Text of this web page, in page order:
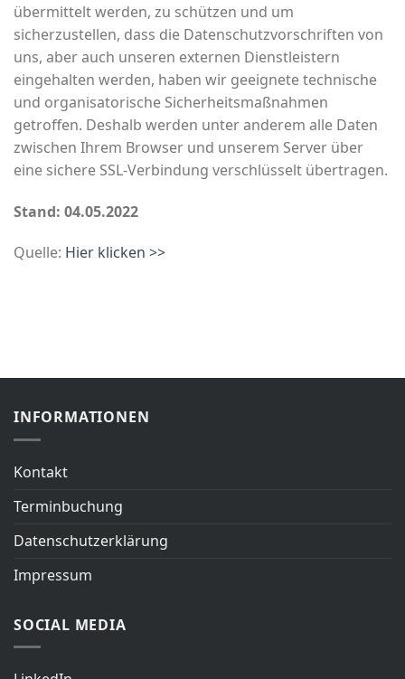
übermittelt werden, zu schützen und um
sicherzustellen, dass die Datenschutzvorschriften von
uns, aber auch unseren externen Dienstleistern
eingehalten werden, haben wir geeignete technische
und organisatorische Sicherheitsmaßnahmen
getroffen. Deshalb werden unter anderem alle Daten
zwischen Ihrem Browser und unserem Server über
eine sichere SSL-Verbindung verschlüsselt übertragen.
Stand: 04.05.2022
Quelle: Hier klicken >>
INFORMATIONEN
Kontakt
Terminbuchung
Datenschutzerklärung
Impressum
SOCIAL MEDIA